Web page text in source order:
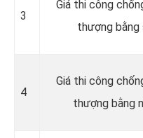
3
Giá thi công
thượng bằng
4
Giá thi công
thượng bằng